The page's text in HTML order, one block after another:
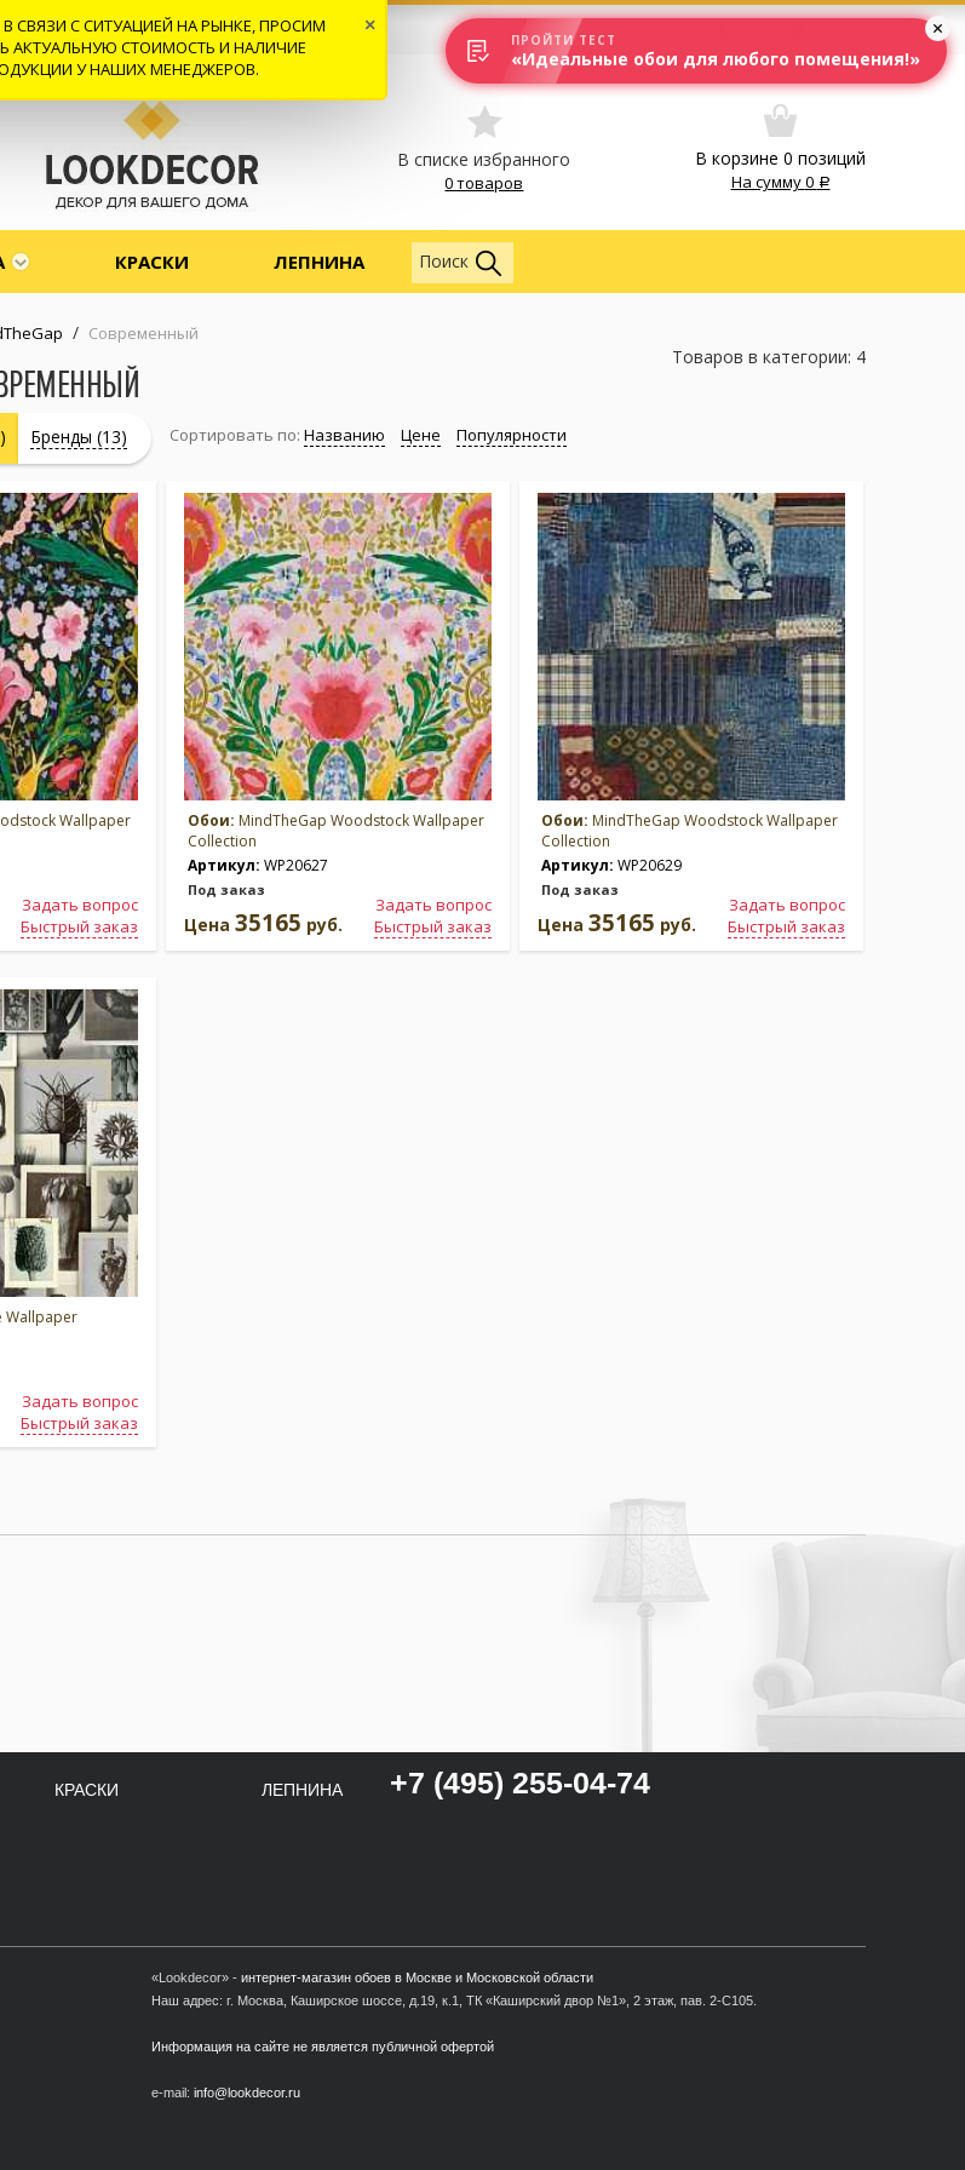
КОНТАКТЫ ОТЗЫВЫ
В списке избранного
0 товаров
В корзине 0 позиций
На сумму0
КРАСКИ ЛЕПНИНА Везде
Поиск
/ Современный
Товаров в категории: 4
Сортировать по: Названию Цене Популярности
Бренды (13)
Wallpaper
Задать вопрос
Быстрый заказ
Обои: MindTheGap Woodstock Wallpaper
Collection
Артикул: WP20627
Под заказ
Задать вопрос
Быстрый заказ
Цена 35165 руб.
Обои: MindTheGap Woodstock Wallpaper
Collection
Артикул: WP20629
Под заказ
Задать вопрос
Быстрый заказ
Цена 35165 руб.
Wallpaper
Задать вопрос
Быстрый заказ
КРАСКИ ЛЕПНИНА +7 (495) 255-04-74
«Lookdecor» - интернет-магазин обоев в Москве и Московской области
Наш адрес: г. Москва, Каширское шоссе, д.19, к.1, ТК «Каширский двор №1», 2 этаж, пав. 2-С105.
Информация на сайте не является публичной офертой
e-mail: info@lookdecor.ru
СВЯЗИ С СИТУАЦИЕЙ НА РЫНКЕ, ПРОСИМ
АКТУАЛЬНУЮ СТОИМОСТЬ И НАЛИЧИЕ
У НАШИХ МЕНЕДЖЕРОВ.
×
ПРОЙТИ ТЕСТ
«Идеальные обои для любого помещения!»